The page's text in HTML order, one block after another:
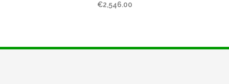
€2,546.00